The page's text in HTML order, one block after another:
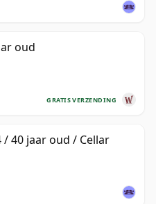
oud
GRATIS VERZENDING
/ 40 jaar oud / Cellar